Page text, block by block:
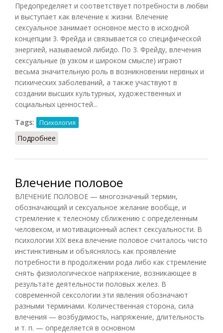
Предопределяет и соответствует потребности в любви
и выступает как влечение к жизни. Влечение
сексуальное занимает основное место в исходной
концепции 3. Фрейда и связывается со специфической
энергией, называемой либидо. По 3. Фрейду, влечения
сексуальные (в узком и широком смысле) играют
весьма значительную роль в возникновении нервных и
психических заболеваний, а также участвуют в
создании высших культурных, художественных и
социальных ценностей...
Tags:
Психология
Подробнее
Влечение половое
ВЛЕЧЕНИЕ ПОЛОВОЕ — многозначный термин,
обозначающий и сексуальное желание вообще, и
стремление к телесному сближению с определенным
человеком, и мотивационный аспект сексуальности. В
психологии XIX века влечение половое считалось чисто
инстинктивным и объяснялось как проявление
потребности в продолжении рода либо как стремление
снять физиологическое напряжение, возникающее в
результате деятельности половых желез. В
современной сексологии эти явления обозначают
разными терминами. Количественная сторона, сила
влечения — возбудимость, напряжение, длительность
и т. п. — определяется в основном